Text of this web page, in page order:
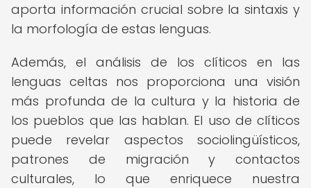
aporta información crucial sobre la sintaxis y
la morfología de estas lenguas.
Además, el análisis de los clíticos en las
lenguas celtas nos proporciona una visión
más profunda de la cultura y la historia de
los pueblos que las hablan. El uso de clíticos
puede revelar aspectos sociolingüísticos,
patrones de migración y contactos
culturales, lo que enriquece nuestra